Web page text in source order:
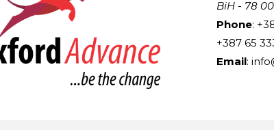
BiH - 78
Phone:
+387 65
Email: